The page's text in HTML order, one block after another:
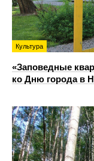
Культура
«Заповедные
ко Дню города в